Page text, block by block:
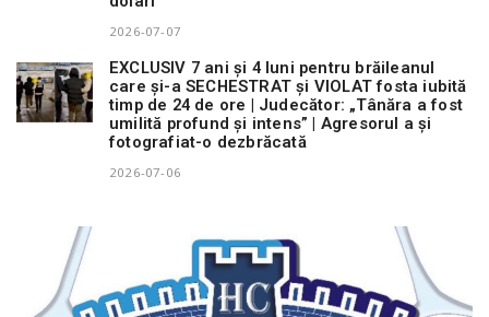
2026-07-07
EXCLUSIV 7 ani și 4 luni pentru brăileanul
care și-a SECHESTRAT și VIOLAT fosta iubită
timp de 24 de ore | Judecător: „Tânăra a fost
umilită profund și intens” | Agresorul a și
fotografiat-o dezbrăcată
2026-07-06